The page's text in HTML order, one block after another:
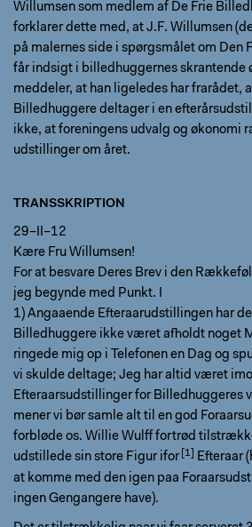
Willumsen som medlem af De Frie
forklarer dette med, at J.F. Willumsen
på malernes side i spørgsmålet om Den
får indsigt i billedhuggernes skrantende
meddeler, at han ligeledes har frarådet,
Billedhuggere deltager i en
ikke, at foreningens udvalg og økonomi
udstillinger om året.
TRANSSKRIPTION
29–II–12
Kære Fru Willumsen!
For at besvare Deres Brev i den
jeg begynde med Punkt. I
1) Angaaende Efteraarudstillingen har
Billedhuggere ikke været afholdt noget
ringede mig op i Telefonen en Dag og
vi skulde deltage; Jeg har altid været
Efteraarsudstillinger for Billedhuggeres
mener vi bør samle alt til en god
forbløde os. Willie Wulff fortrød
udstillede sin store Figur ifor
Efteraar
at komme med den igen paa
ingen Gengangere have).